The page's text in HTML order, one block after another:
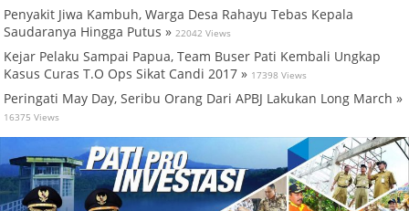
Penyakit Jiwa Kambuh, Warga Desa Rahayu Tebas Kepala
Saudaranya Hingga Putus » 22042 Views
Kejar Pelaku Sampai Papua, Team Buser Pati Kembali Ungkap
Kasus Curas T.O Ops Sikat Candi 2017 » 17398 Views
Peringati May Day, Seribu Orang Dari APBJ Lakukan Long March »
16375 Views